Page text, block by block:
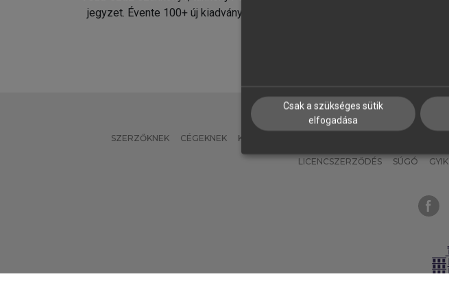
jegyzet. Évente 100+ új kiadvány.
SZERZŐKNEK CÉGEKNEK KÖNYVTÁROSOKNAK
LICENCSZERZŐDÉS SÚGÓ GYIK
Csak a szükséges sütik
elfogadása